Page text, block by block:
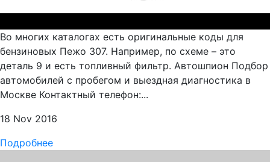
Во многих каталогах есть оригинальные коды для
бензиновых Пежо 307. Например, по схеме – это
деталь 9 и есть топливный фильтр. Автошпион Подбор
автомобилей с пробегом и выездная диагностика в
Москве Контактный телефон:...
18 Nov 2016
Подробнее